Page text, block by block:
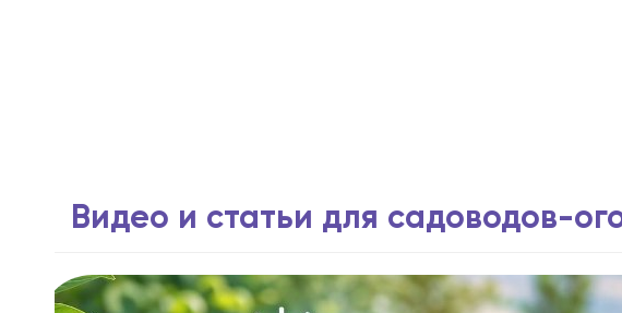
Видео и статьи для садоводов-